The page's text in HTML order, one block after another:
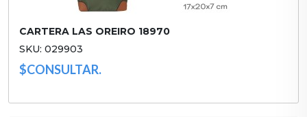
CARTERA LAS OREIRO 18970
SKU: 029903
$CONSULTAR.